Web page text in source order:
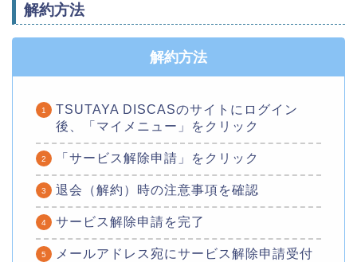
解約方法
解約方法
TSUTAYA DISCASのサイトにログイン
後、「マイメニュー」をクリック
「サービス解除申請」をクリック
退会（解約）時の注意事項を確認
サービス解除申請を完了
メールアドレス宛にサービス解除申請受付